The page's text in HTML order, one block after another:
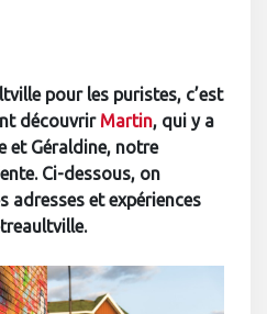
pour les puristes, c’est
découvrir Martin, qui y a
et Géraldine, notre
Ci-dessous, on
adresses et expériences